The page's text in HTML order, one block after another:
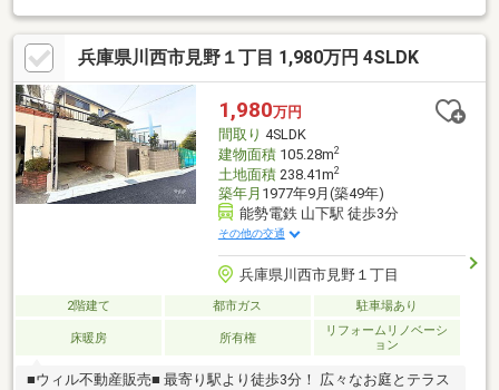
兵庫県川西市見野１丁目 1,980万円 4SLDK
1,980万円
間取り 4SLDK
建物面積105.28m2
土地面積238.41m2
築年月 1977年9月(築49年)
能勢電鉄 山下駅 徒歩3分
その他の交通
兵庫県川西市見野１丁目
2階建て 都市ガス 駐車場あり
床暖房 所有権
リフォームリノベーシ
ョン
■ウィル不動産販売■ 最寄り駅より徒歩3分！ 広々なお庭とテラス